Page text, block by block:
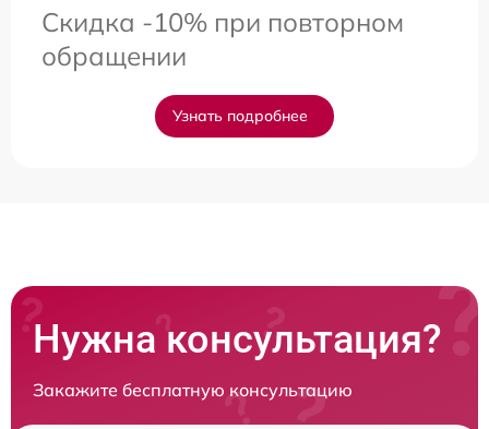
Скидка -10% при повторном
обращении
Узнать подробнее
Нужна консультация?
Закажите бесплатную консультацию